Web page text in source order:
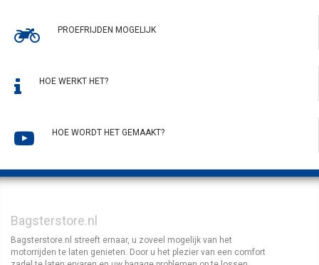
PROEFRIJDEN MOGELIJK
HOE WERKT HET?
HOE WORDT HET GEMAAKT?
Bagsterstore.nl
Bagsterstore.nl streeft ernaar, u zoveel mogelijk van het
motorrijden te laten genieten. Door u het plezier van een comfort